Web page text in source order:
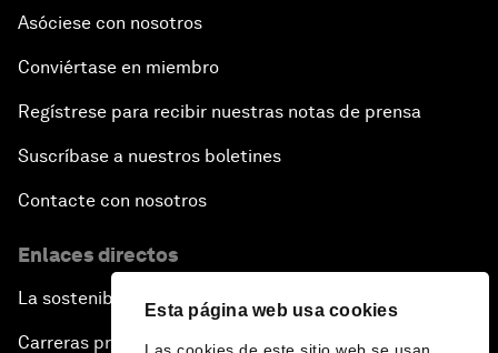
Esta página web usa cookies
Asóciese con nosotros
Conviértase en miembro
Regístrese para recibir nuestras notas de prensa
Suscríbase a nuestros boletines
Contacte con nosotros
Enlaces directos
La sostenibilidad en el Foro
Carreras profesionales